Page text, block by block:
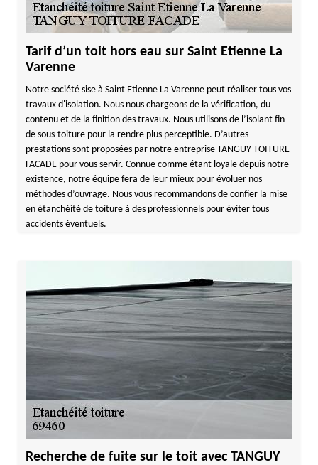
Tarif d’un toit hors eau sur Saint Etienne La
Varenne
Notre société sise à Saint Etienne La Varenne peut réaliser tous vos
travaux d'isolation. Nous nous chargeons de la vérification, du
contenu et de la finition des travaux. Nous utilisons de l’isolant fin
de sous-toiture pour la rendre plus perceptible. D’autres
prestations sont proposées par notre entreprise TANGUY TOITURE
FACADE pour vous servir. Connue comme étant loyale depuis notre
existence, notre équipe fera de leur mieux pour évoluer nos
méthodes d’ouvrage. Nous vous recommandons de confier la mise
en étanchéité de toiture à des professionnels pour éviter tous
accidents éventuels.
Recherche de fuite sur le toit avec TANGUY